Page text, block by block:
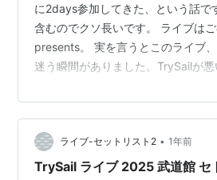
に2days参加してきた、という話で
含むのでクソ長いです。 ライブは
presents。 実を言うとこのライブ
迷う瞬間がありました。TrySailが悪
るし、なんならアップグレードA席
て当たった！）。言ってることと
ん、という感じがするものの。 一応
アーティスト・夏川椎菜から入って
ライブ-セットリスト2 • 1年前
TrySail ライブ 2025 武道館